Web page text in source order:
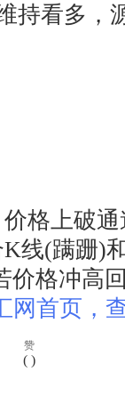
持看多，
上破通
线(蹒跚)
价格冲高
网首页，
赞
( )